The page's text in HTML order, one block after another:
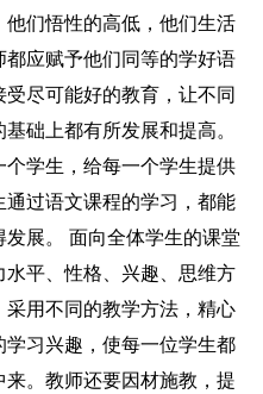
们悟性的高低，他们生活
应赋予他们同等的学好语
尽可能好的教育，让不同
础上都有所发展和提高。
学生，给每一个学生提供
过语文课程的学习，都能
展。 面向全体学生的课堂
平、性格、兴趣、思维方
用不同的教学方法，精心
习兴趣，使每一位学生都
。教师还要因材施教，提